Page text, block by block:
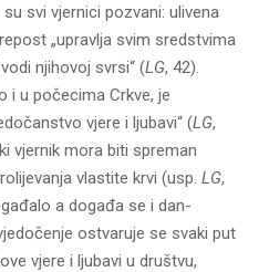
svi vjernici pozvani: ulivena
„upravlja svim sredstvima
njihovoj svrsi“ (LG, 42).
i u počecima Crkve, je
vjere i ljubavi“ (LG,
vjernik mora biti spreman
vlastite krvi (usp. LG,
a događa se i dan-
ostvaruje se svaki put
vjere i ljubavi u društvu,